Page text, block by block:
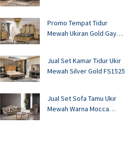
Promo Tempat Tidur
Mewah Ukiran Gold Gaya
Jual Set Kamar Tidur Ukir
Mewah Silver Gold FS1525
Jual Set Sofa Tamu Ukir
Mewah Warna Mocca